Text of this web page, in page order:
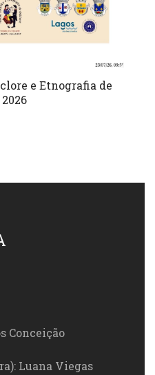
e Etnografia de
Conceição
Luana Viegas